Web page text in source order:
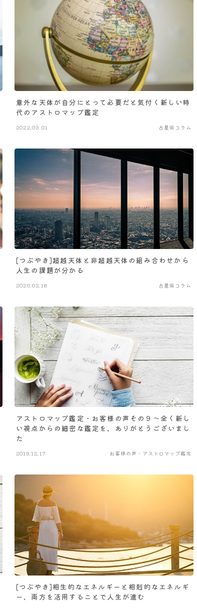
意外な天体が自分にとって必要だと気付く新しい時
代のアストロマップ鑑定
2022.03.01 占星術コラム
[つぶやき]超越天体と非超越天体の組み合わせから
人生の課題が分かる
2020.02.18 占星術コラム
アストロマップ鑑定・お客様の声その９～全く新し
い視点からの細密な鑑定を、ありがとうございまし
た
2019.12.17 お客様の声・アストロマップ鑑定
[つぶやき]相生的なエネルギーと相剋的なエネルギ
ー、両方を活用することで人生が進む